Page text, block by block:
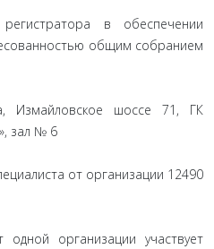
в обеспечении
общим собранием
Измайловское шоссе 71, ГК
зал № 6
от организации 12490
организации участвует